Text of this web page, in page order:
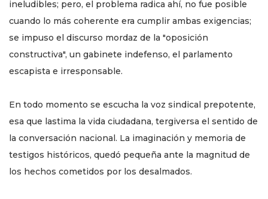
ineludibles; pero, el problema radica ahí, no fue posible
cuando lo más coherente era cumplir ambas exigencias;
se impuso el discurso mordaz de la "oposición
constructiva", un gabinete indefenso, el parlamento
escapista e irresponsable.
En todo momento se escucha la voz sindical prepotente,
esa que lastima la vida ciudadana, tergiversa el sentido de
la conversación nacional. La imaginación y memoria de
testigos históricos, quedó pequeña ante la magnitud de
los hechos cometidos por los desalmados.